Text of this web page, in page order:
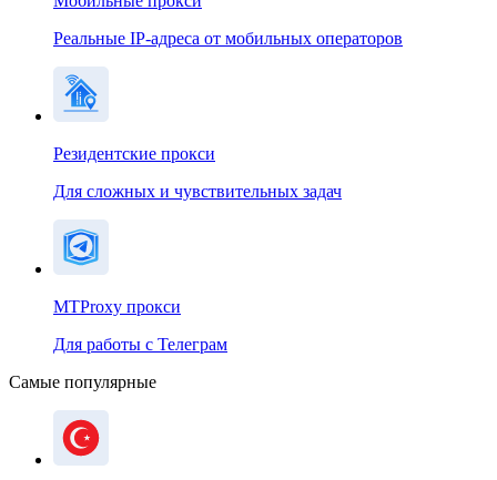
Реальные IP-адреса от мобильных операторов
Резидентские прокси
Для сложных и чувствительных задач
MTProxy прокси
Для работы с Телеграм
Самые популярные